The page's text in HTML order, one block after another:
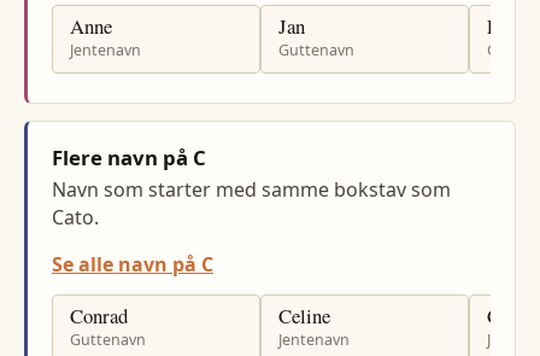
Anne
Jentenavn
Jan
Guttenavn
Per
Flere navn på C
Navn som starter med samme bokstav som
Cato.
Se alle navn på C
Conrad
Guttenavn
Celine
Jentenavn
Celia